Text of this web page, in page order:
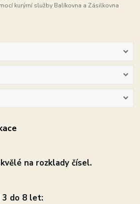
kurýrní služby Balíkovna a Zásilkovna
na rozklady čísel.
3 do 8 let: